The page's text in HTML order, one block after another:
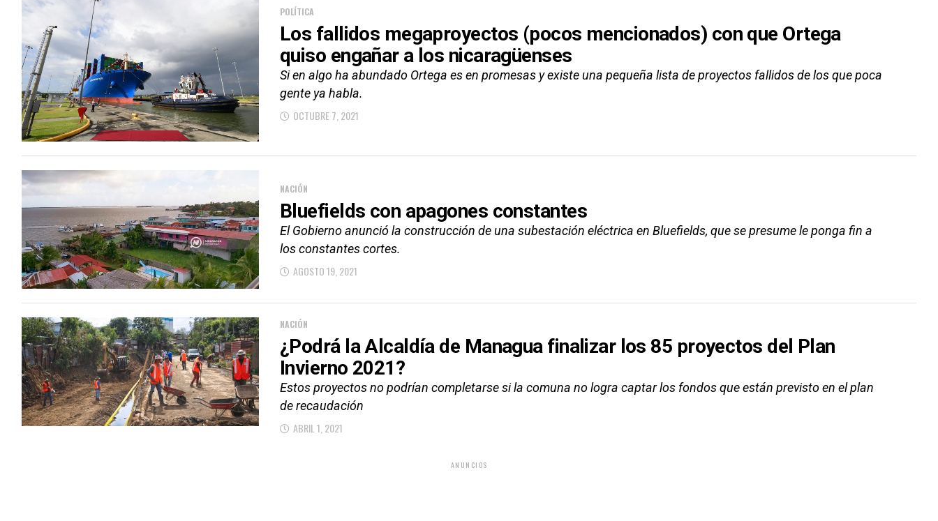
POLÍTICA
Los fallidos megaproyectos (pocos mencionados) con que Ortega
quiso engañar a los nicaragüenses
Si en algo ha abundado Ortega es en promesas y existe una pequeña lista de proyectos fallidos de los que poca
gente ya habla.
OCTUBRE 7, 2021
NACIÓN
Bluefields con apagones constantes
El Gobierno anunció la construcción de una subestación eléctrica en Bluefields, que se presume le ponga fin a
los constantes cortes.
AGOSTO 19, 2021
NACIÓN
¿Podrá la Alcaldía de Managua finalizar los 85 proyectos del Plan
Invierno 2021?
Estos proyectos no podrían completarse si la comuna no logra captar los fondos que están previsto en el plan
de recaudación
ABRIL 1, 2021
ANUNCIOS